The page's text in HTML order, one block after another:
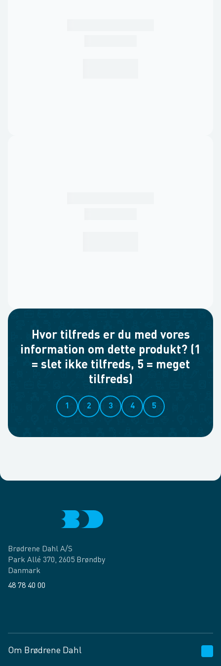
Hvor tilfreds er du med vores
information om dette produkt? (1
= slet ikke tilfreds, 5 = meget
tilfreds)
1 2 3 4 5
Brødrene Dahl A/S
Park Allé 370, 2605 Brøndby
Danmark
48 78 40 00
Om Brødrene Dahl